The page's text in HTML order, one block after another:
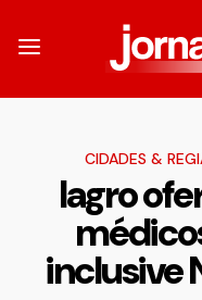
CIDADES &
Iagro
inclusive